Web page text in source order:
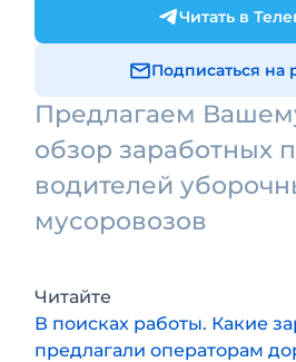
Читать в
Подписаться на
Предлагаем
обзор заработных
водителей
мусоровозов
Читайте
В поисках работы. Какие
предлагали операторам